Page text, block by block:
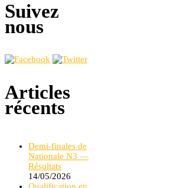
Suivez
nous
Articles
récents
Demi-finales de
Nationale N3 —
Résultats
14/05/2026
Qualification en